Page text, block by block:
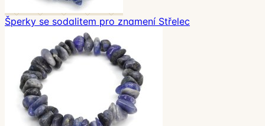
Šperky se sodalitem pro znamení Střelec